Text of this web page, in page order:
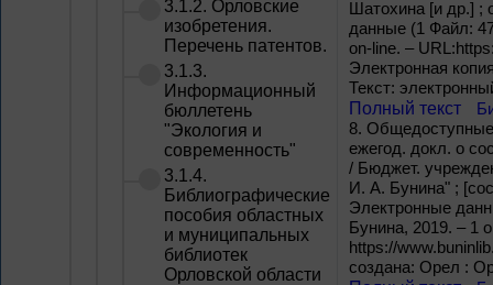
3.1.2. Орловские
изобретения.
Перечень патентов.
3.1.3.
Информационный
бюллетень
"Экология и
современность"
3.1.4.
Библиографические
пособия областных
и муниципальных
библиотек
Орловской области
Шатохина [и др.] ;
данные (1 Файл:
on-line. –
Электронная
Текст:
Полный текст
8. Общeдоступные
ежегод. докл. о
/ Бюджет.
И. А. Бунина" ;
Электронные
Бунина, 2019. – 1
https://
создана: Орел :